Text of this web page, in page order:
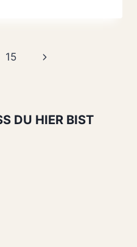
15
Nächste
DU HIER BIST